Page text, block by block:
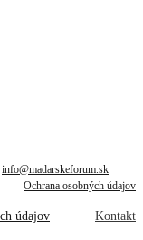
info@madarskeforum.sk
Ochrana osobných údajov
údajov Kontakt